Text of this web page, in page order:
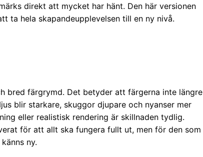
direkt att mycket har hänt. Den här versionen
ta hela skapandeupplevelsen till en ny nivå.
bred färgrymd. Det betyder att färgerna inte längre
blir starkare, skuggor djupare och nyanser mer
eller realistisk rendering är skillnaden tydlig.
för att allt ska fungera fullt ut, men för den som
ny.